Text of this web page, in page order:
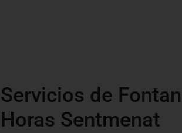
Servicios de
Horas Sentmenat